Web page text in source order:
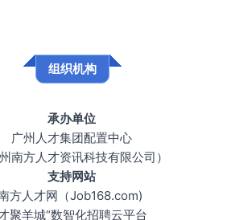
组织机构
承办单位
广州人才集团配置中心
州南方人才资讯科技有限公司）
支持网站
方人才网（Job168.com)
聚羊城“数智化招聘云平台